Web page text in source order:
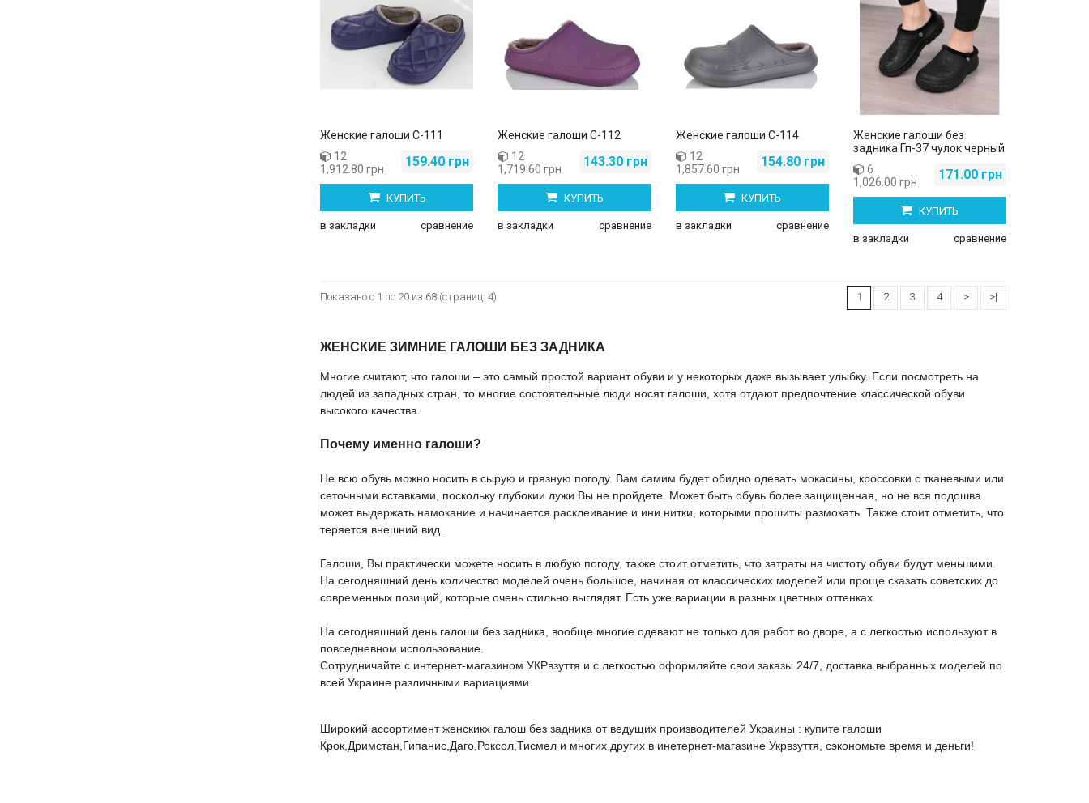
Женские галоши С-111
159.40 грн
12
1,912.80 грн
КУПИТЬ
в закладки сравнение
Женские галоши С-112
143.30 грн
12
1,719.60 грн
КУПИТЬ
в закладки сравнение
Женские галоши С-114
154.80 грн
12
1,857.60 грн
КУПИТЬ
в закладки сравнение
Женские галоши без
задника Гп-37 чулок черный
171.00 грн
6
1,026.00 грн
КУПИТЬ
в закладки сравнение
1 2 3 4 > >|
Показано с 1 по 20 из 68 (страниц: 4)
ЖЕНСКИЕ ЗИМНИЕ ГАЛОШИ БЕЗ ЗАДНИКА
Многие считают, что галоши – это самый простой вариант обуви и у некоторых даже вызывает улыбку. Если посмотреть на
людей из западных стран, то многие состоятельные люди носят галоши, хотя отдают предпочтение классической обуви
высокого качества.
Почему именно галоши?
Не всю обувь можно носить в сырую и грязную погоду. Вам самим будет обидно одевать мокасины, кроссовки с тканевыми или
сеточными вставками, поскольку глубокии лужи Вы не пройдете. Может быть обувь более защищенная, но не вся подошва
может выдержать намокание и начинается расклеивание и ини нитки, которыми прошиты размокать. Также стоит отметить, что
теряется внешний вид.
Галоши, Вы практически можете носить в любую погоду, также стоит отметить, что затраты на чистоту обуви будут меньшими.
На сегодняшний день количество моделей очень большое, начиная от классических моделей или проще сказать советских до
современных позиций, которые очень стильно выглядят. Есть уже вариации в разных цветных оттенках.
На сегодняшний день галоши без задника, вообще многие одевают не только для работ во дворе, а с легкостью используют в
повседневном использование.
Сотрудничайте с интернет-магазином УКРвзуття и с легкостью оформляйте свои заказы 24/7, доставка выбранных моделей по
всей Украине различными вариациями.
Широкий ассортиментженскикх галош без задника от ведущих производителей Украины : купите галоши
Крок,Дримстан,Гипанис,Даго,Роксол,Тисмел и многих других в инетернет-магазине Укрвзуття, сэкономьте время и деньги!